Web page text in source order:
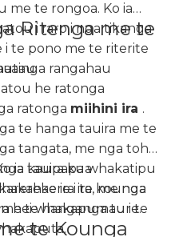
te rongoa. Ko ia
i raro i nga tikanga
i te pono me te riterite
Ritenga me te
rangahau
he ratonga
ratonga miihini ira .
te hanga tauira me te
tangata, me nga tohu
ia tauira kua
i te kounga
hei whakapumau i te
kaupapa whakatipu
ira ira, me nga
te hanganga ture.
te Kounga